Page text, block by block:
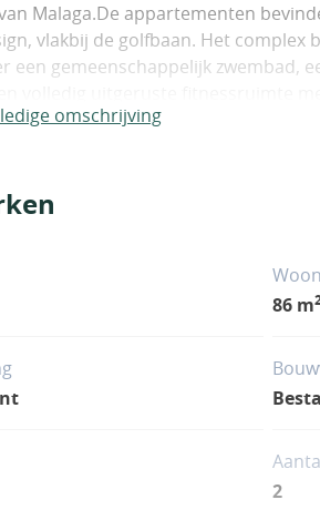
Malaga.De appartementen
vlakbij de golfbaan. Het complex
een gemeenschappelijk zwembad,
ruime terrassen met grote
omschrijving
86 m
2